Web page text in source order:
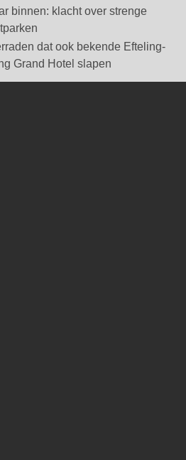
binnen: klacht over strenge
dat ook bekende Efteling-
Grand Hotel slapen